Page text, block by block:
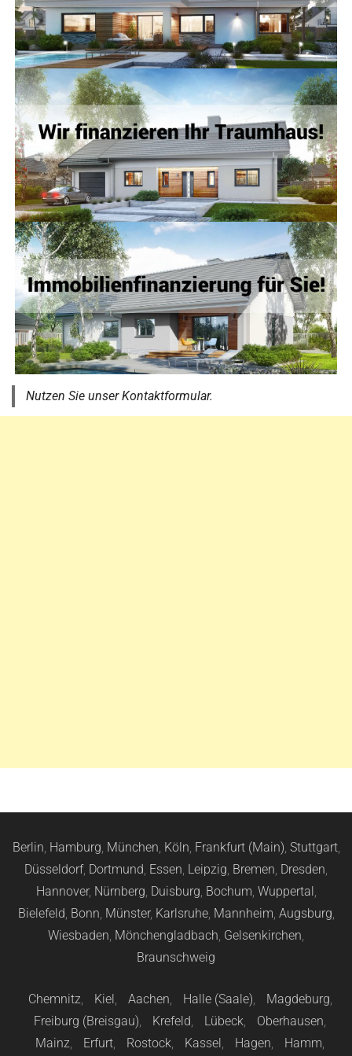
Nutzen Sie unser Kontaktformular.
Berlin, Hamburg, München, Köln, Frankfurt (Main), Stuttgart,
Düsseldorf, Dortmund, Essen, Leipzig, Bremen, Dresden,
Hannover, Nürnberg, Duisburg, Bochum, Wuppertal,
Bielefeld, Bonn, Münster, Karlsruhe, Mannheim, Augsburg,
Wiesbaden, Mönchengladbach, Gelsenkirchen,
Braunschweig
Chemnitz, Kiel, Aachen, Halle (Saale), Magdeburg,
Freiburg (Breisgau), Krefeld, Lübeck, Oberhausen,
Mainz, Erfurt, Rostock, Kassel, Hagen, Hamm,